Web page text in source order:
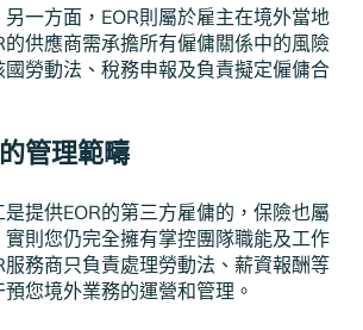
一方面，EOR則屬於雇主在境外當地
的供應商需承擔所有僱傭關係中的風險
勞動法、稅務申報及負責擬定僱傭合
管理範疇
提供EOR的第三方雇傭的，保險也屬
實則您仍完全擁有掌控團隊職能及工作
服務商只負責處理勞動法、薪資報酬等
您境外業務的運營和管理。